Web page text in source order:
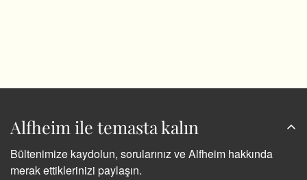
Alfheim ile temasta kalın
Bültenimize kaydolun, sorularınız ve Alfheim hakkında
merak ettiklerinizi paylaşın.